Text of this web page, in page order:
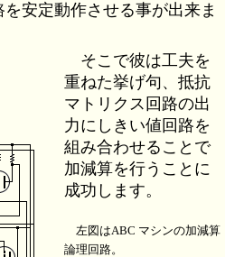
安定動作させる事が出来ま
そこで彼は工夫を
重ねた挙げ句、抵抗
マトリクス回路の出
力にしきい値回路を
組み合わせることで
加減算を行うことに
成功します。
左図はABC マシンの加減算
論理回路。